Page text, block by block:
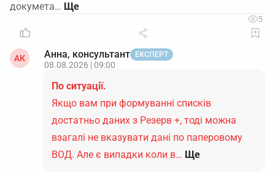
докумета…
5
АК Анна, консультант ЕКСПЕРТ
08.08.2026 | 09:00
По ситуації.
Якщо вам при формуванні списків
достатньо даних з Резерв +, тоді можна
взагалі не вказувати дані по паперовому
ВОД. Але є випадки коли в… Ще